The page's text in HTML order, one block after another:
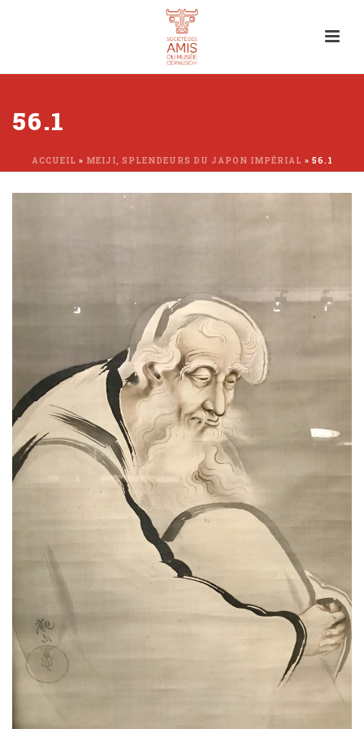
56.1
ACCUEIL » MEIJI, SPLENDEURS DU JAPON IMPÉRIAL » 56.1